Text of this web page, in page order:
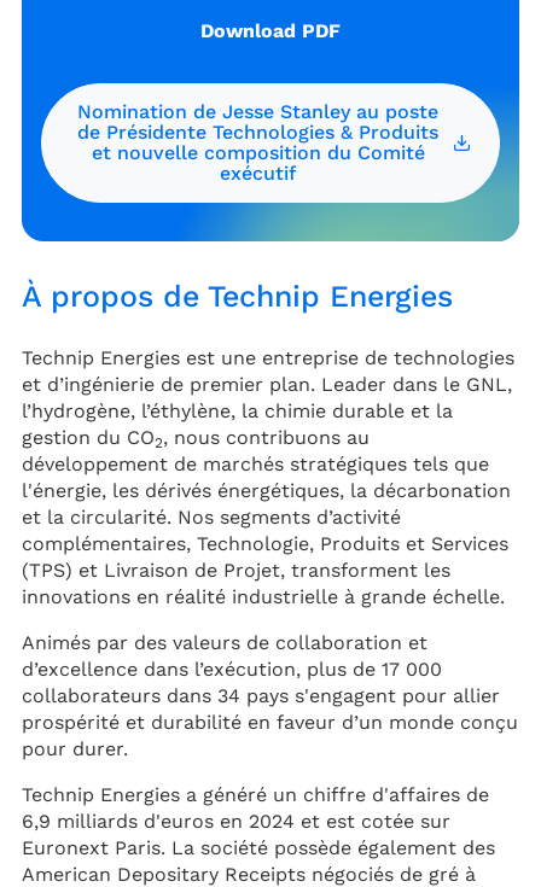
Download PDF
Nomination de Jesse Stanley au poste
de Présidente Technologies & Produits
et nouvelle composition du Comité
exécutif
À propos de Technip Energies
Technip Energies est une entreprise de technologies
et d’ingénierie de premier plan. Leader dans le GNL,
l’hydrogène, l’éthylène, la chimie durable et la
gestion du CO2, nous contribuons au
développement de marchés stratégiques tels que
l'énergie, les dérivés énergétiques, la décarbonation
et la circularité. Nos segments d’activité
complémentaires, Technologie, Produits et Services
(TPS) et Livraison de Projet, transforment les
innovations en réalité industrielle à grande échelle.
Animés par des valeurs de collaboration et
d’excellence dans l’exécution, plus de 17 000
collaborateurs dans 34 pays s'engagent pour allier
prospérité et durabilité en faveur d’un monde conçu
pour durer.
Technip Energies a généré un chiffre d'affaires de
6,9 milliards d'euros en 2024 et est cotée sur
Euronext Paris. La société possède également des
American Depositary Receipts négociés de gré à